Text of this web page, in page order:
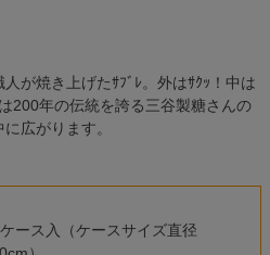
が焼き上げたｻﾌﾞﾚ。外はｻｸｯ！中は
200年の伝統を誇る三谷製糖さんの
広がります。
ケース入（ケースサイズ直径